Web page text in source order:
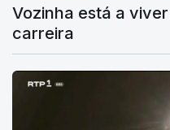
Vozinha está a
carreira